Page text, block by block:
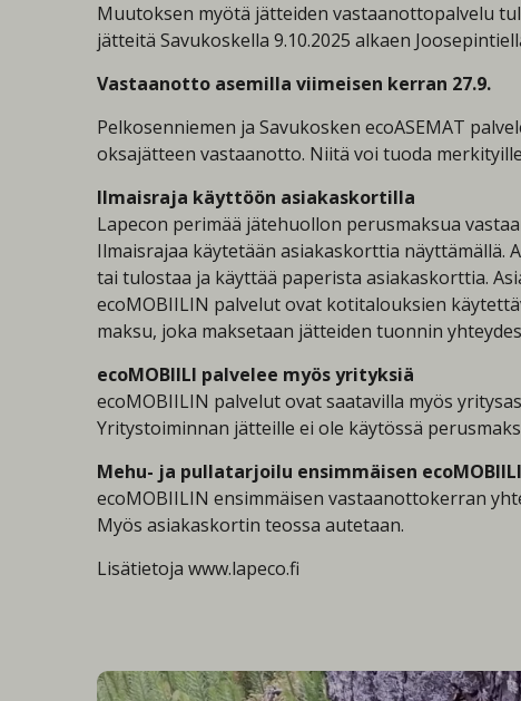
Muutoksen myötä jätteiden vastaanottopalvelu
jätteitä Savukoskella 9.10.2025 alkaen
Vastaanotto asemilla viimeisen kerran 27.9.
Pelkosenniemen ja Savukosken ecoASEMAT
oksajätteen vastaanotto. Niitä voi tuoda
Ilmaisraja käyttöön asiakaskortilla
Lapecon perimää jätehuollon perusmaksua
Ilmaisrajaa käytetään asiakaskorttia näyttämällä.
tai tulostaa ja käyttää paperista asiakaskorttia.
ecoMOBIILIN palvelut ovat kotitalouksien
maksu, joka maksetaan jätteiden tuonnin
ecoMOBIILI palvelee myös yrityksiä
ecoMOBIILIN palvelut ovat saatavilla myös
Yritystoiminnan jätteille ei ole käytössä
Mehu- ja pullatarjoilu ensimmäisen
ecoMOBIILIN ensimmäisen vastaanottokerran
Myös asiakaskortin teossa autetaan.
Lisätietoja www.lapeco.fi